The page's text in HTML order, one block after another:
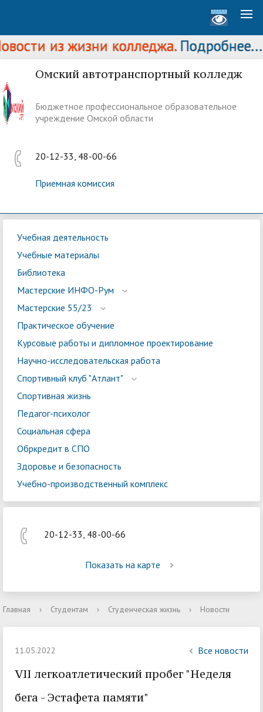
из жизни колледжа.Подробнее...
Омский автотранспортный колледж
Бюджетное профессиональное образовательное
учреждение Омской области
20-12-33, 48-00-66
Приемная комиссия
Учебная деятельность
Учебные материалы
Библиотека
Мастерские ИНФО-Рум
Мастерские 55/23
Практическое обучение
Курсовые работы и дипломное проектирование
Научно-исследовательская работа
Спортивный клуб "Атлант"
Спортивная жизнь
Педагог-психолог
Социальная сфера
Обркредит в СПО
Здоровье и безопасность
Учебно-производственный комплекс
20-12-33, 48-00-66
Показать на карте
Главная › Студентам › Студенческая жизнь › Новости
11.05.2022 Все новости
VII легкоатлетический пробег "Неделя
бега - Эстафета памяти"